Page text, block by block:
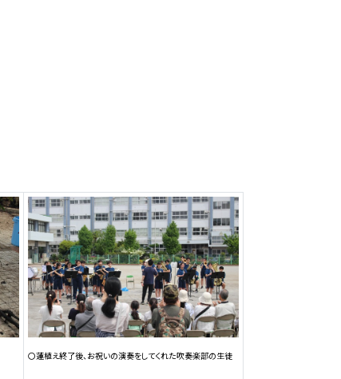
〇蓮植え終了後、お祝いの演奏をしてくれた吹奏楽部の生徒